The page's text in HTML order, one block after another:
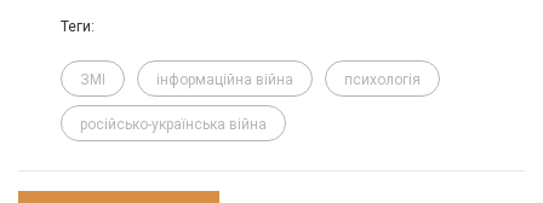
Теги:
ЗМІ інформаційна війна психологія
російсько-українська війна